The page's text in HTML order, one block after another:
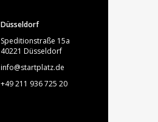
Düsseldorf
Speditionstraße 15a
40221 Düsseldorf
info@startplatz.de
+49 211 936 725 20